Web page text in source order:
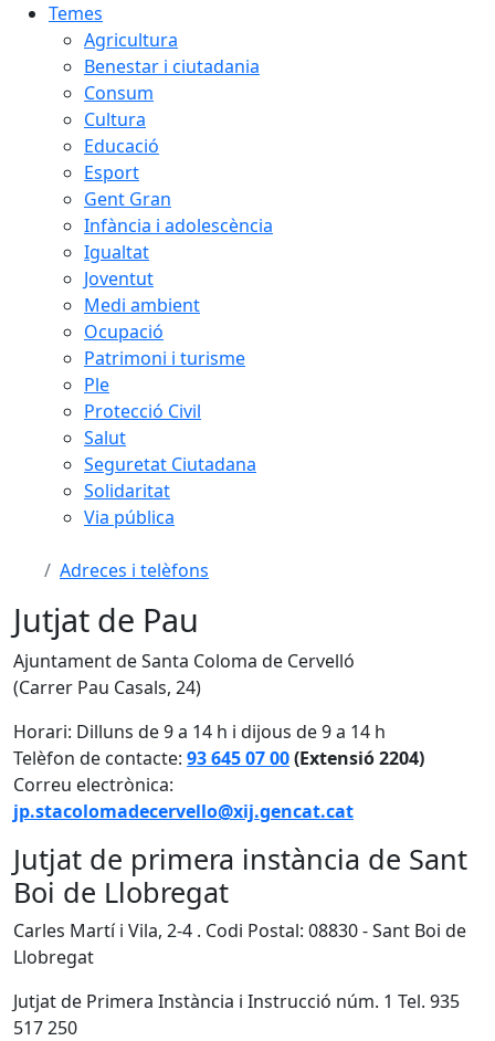
Temes
Agricultura
Benestar i ciutadania
Consum
Cultura
Educació
Esport
Gent Gran
Infància i adolescència
Igualtat
Joventut
Medi ambient
Ocupació
Patrimoni i turisme
Ple
Protecció Civil
Salut
Seguretat Ciutadana
Solidaritat
Via pública
Adreces i telèfons
Jutjat de Pau
Ajuntament de Santa Coloma de Cervelló
(Carrer Pau Casals, 24)
Horari: Dilluns de 9 a 14 h i dijous de 9 a 14 h
Telèfon de contacte: 93 645 07 00(Extensió 2204)
Correu electrònica:
jp.stacolomadecervello@xij.gencat.cat
Jutjat de primera instància de Sant
Boi de Llobregat
Carles Martí i Vila, 2-4 . Codi Postal: 08830 - Sant Boi de
Llobregat
Jutjat de Primera Instància i Instrucció núm. 1 Tel. 935
517 250